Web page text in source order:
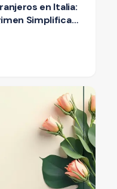
en Italia:
Simplificado